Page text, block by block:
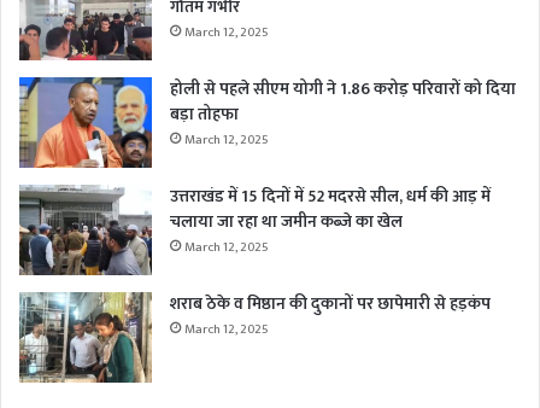
गौतम गंभीर
March 12, 2025
होली से पहले सीएम योगी ने 1.86 करोड़ परिवारों को दिया
बड़ा तोहफा
March 12, 2025
उत्तराखंड में 15 दिनों में 52 मदरसे सील, धर्म की आड़ में
चलाया जा रहा था जमीन कब्जे का खेल
March 12, 2025
शराब ठेके व मिष्ठान की दुकानों पर छापेमारी से हड़कंप
March 12, 2025